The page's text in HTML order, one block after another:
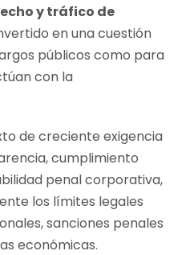
y tráfico de
en una cuestión
públicos como para
con la
de creciente exigencia
cumplimiento
penal corporativa,
los límites legales
sanciones penales
económicas.